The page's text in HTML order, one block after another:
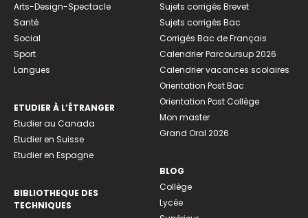
Arts-Design-Spectacle
Santé
Social
Sport
Langues
ETUDIER À L’ÉTRANGER
Etudier au Canada
Etudier en Suisse
Etudier en Espagne
BIBLIOTHEQUE DES
TECHNIQUES
Sujets corrigés Brevet
Sujets corrigés Bac
Corrigés Bac de Français
Calendrier Parcoursup 2026
Calendrier vacances scolaires
Orientation Post Bac
Orientation Post Collège
Mon master
Grand Oral 2026
BLOG
Collège
Lycée